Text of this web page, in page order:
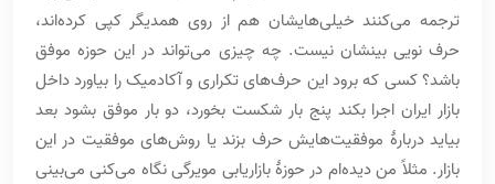
ترجمه می‌کنند خیلی‌هایشان هم از روی همدیگر کپی کرده‌اند،
حرف نویی بینشان نیست. چه چیزی می‌تواند در این حوزه موفق
باشد؟ کسی که برود این حرف‌های تکراری و آکادمیک را بیاورد داخل
بازار ایران اجرا بکند پنج بار شکست بخورد، دو بار موفق بشود بعد
بیاید دربارۀ موفقیت‌هایش حرف بزند یا روش‌های موفقیت در این
بازار. مثلاً من دیده‌ام در حوزۀ بازاریابی مویرگی نگاه می‌کنی می‌بینی